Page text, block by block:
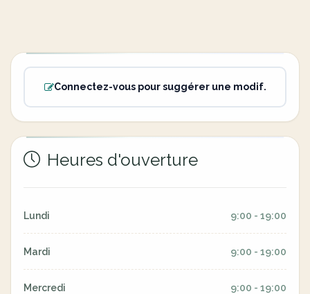
Connectez-vous pour suggérer une modif.
Heures d'ouverture
Lundi 9:00 - 19:00
Mardi 9:00 - 19:00
Mercredi 9:00 - 19:00